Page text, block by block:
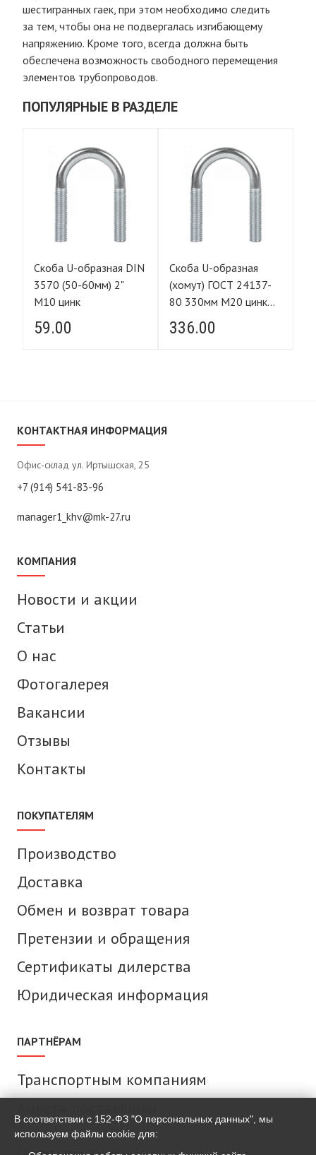
шестигранных гаек, при этом необходимо следить
за тем, чтобы она не подвергалась изгибающему
напряжению. Кроме того, всегда должна быть
обеспечена возможность свободного перемещения
элементов трубопроводов.
ПОПУЛЯРНЫЕ В РАЗДЕЛЕ
Скоба U-образная DIN
3570 (50-60мм) 2"
М10 цинк
59.00
Скоба U-образная
(хомут) ГОСТ 24137-
80 330мм М20 цинк
(350*405*75)
336.00
КОНТАКТНАЯ ИНФОРМАЦИЯ
Офис-склад ул. Иртышская, 25
+7 (914) 541-83-96
manager1_khv@mk-27.ru
КОМПАНИЯ
Новости и акции
Статьи
О нас
Фотогалерея
Вакансии
Отзывы
Контакты
ПОКУПАТЕЛЯМ
Производство
Доставка
Обмен и возврат товара
Претензии и обращения
Сертификаты дилерства
Юридическая информация
ПАРТНЁРАМ
Транспортным компаниям
В соответствии с 152-ФЗ "О персональных данных", мы
используем файлы cookie для: